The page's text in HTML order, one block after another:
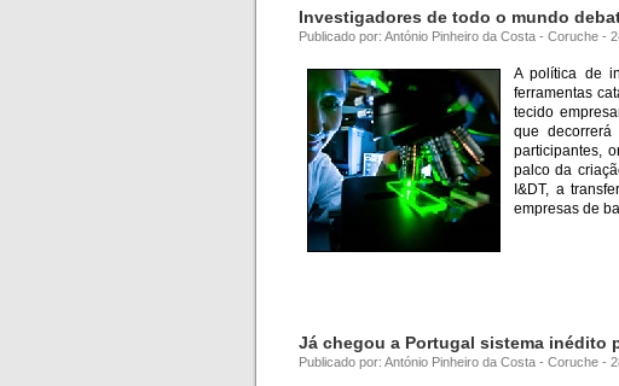
Investigadores de todo o mundo
Publicado por: António Pinheiro da Costa - Coruche -
A política de
ferramentas
tecido
que
participantes,
palco da
I&DT, a
empresas de
Já chegou a Portugal sistema inédito
Publicado por: António Pinheiro da Costa - Coruche -